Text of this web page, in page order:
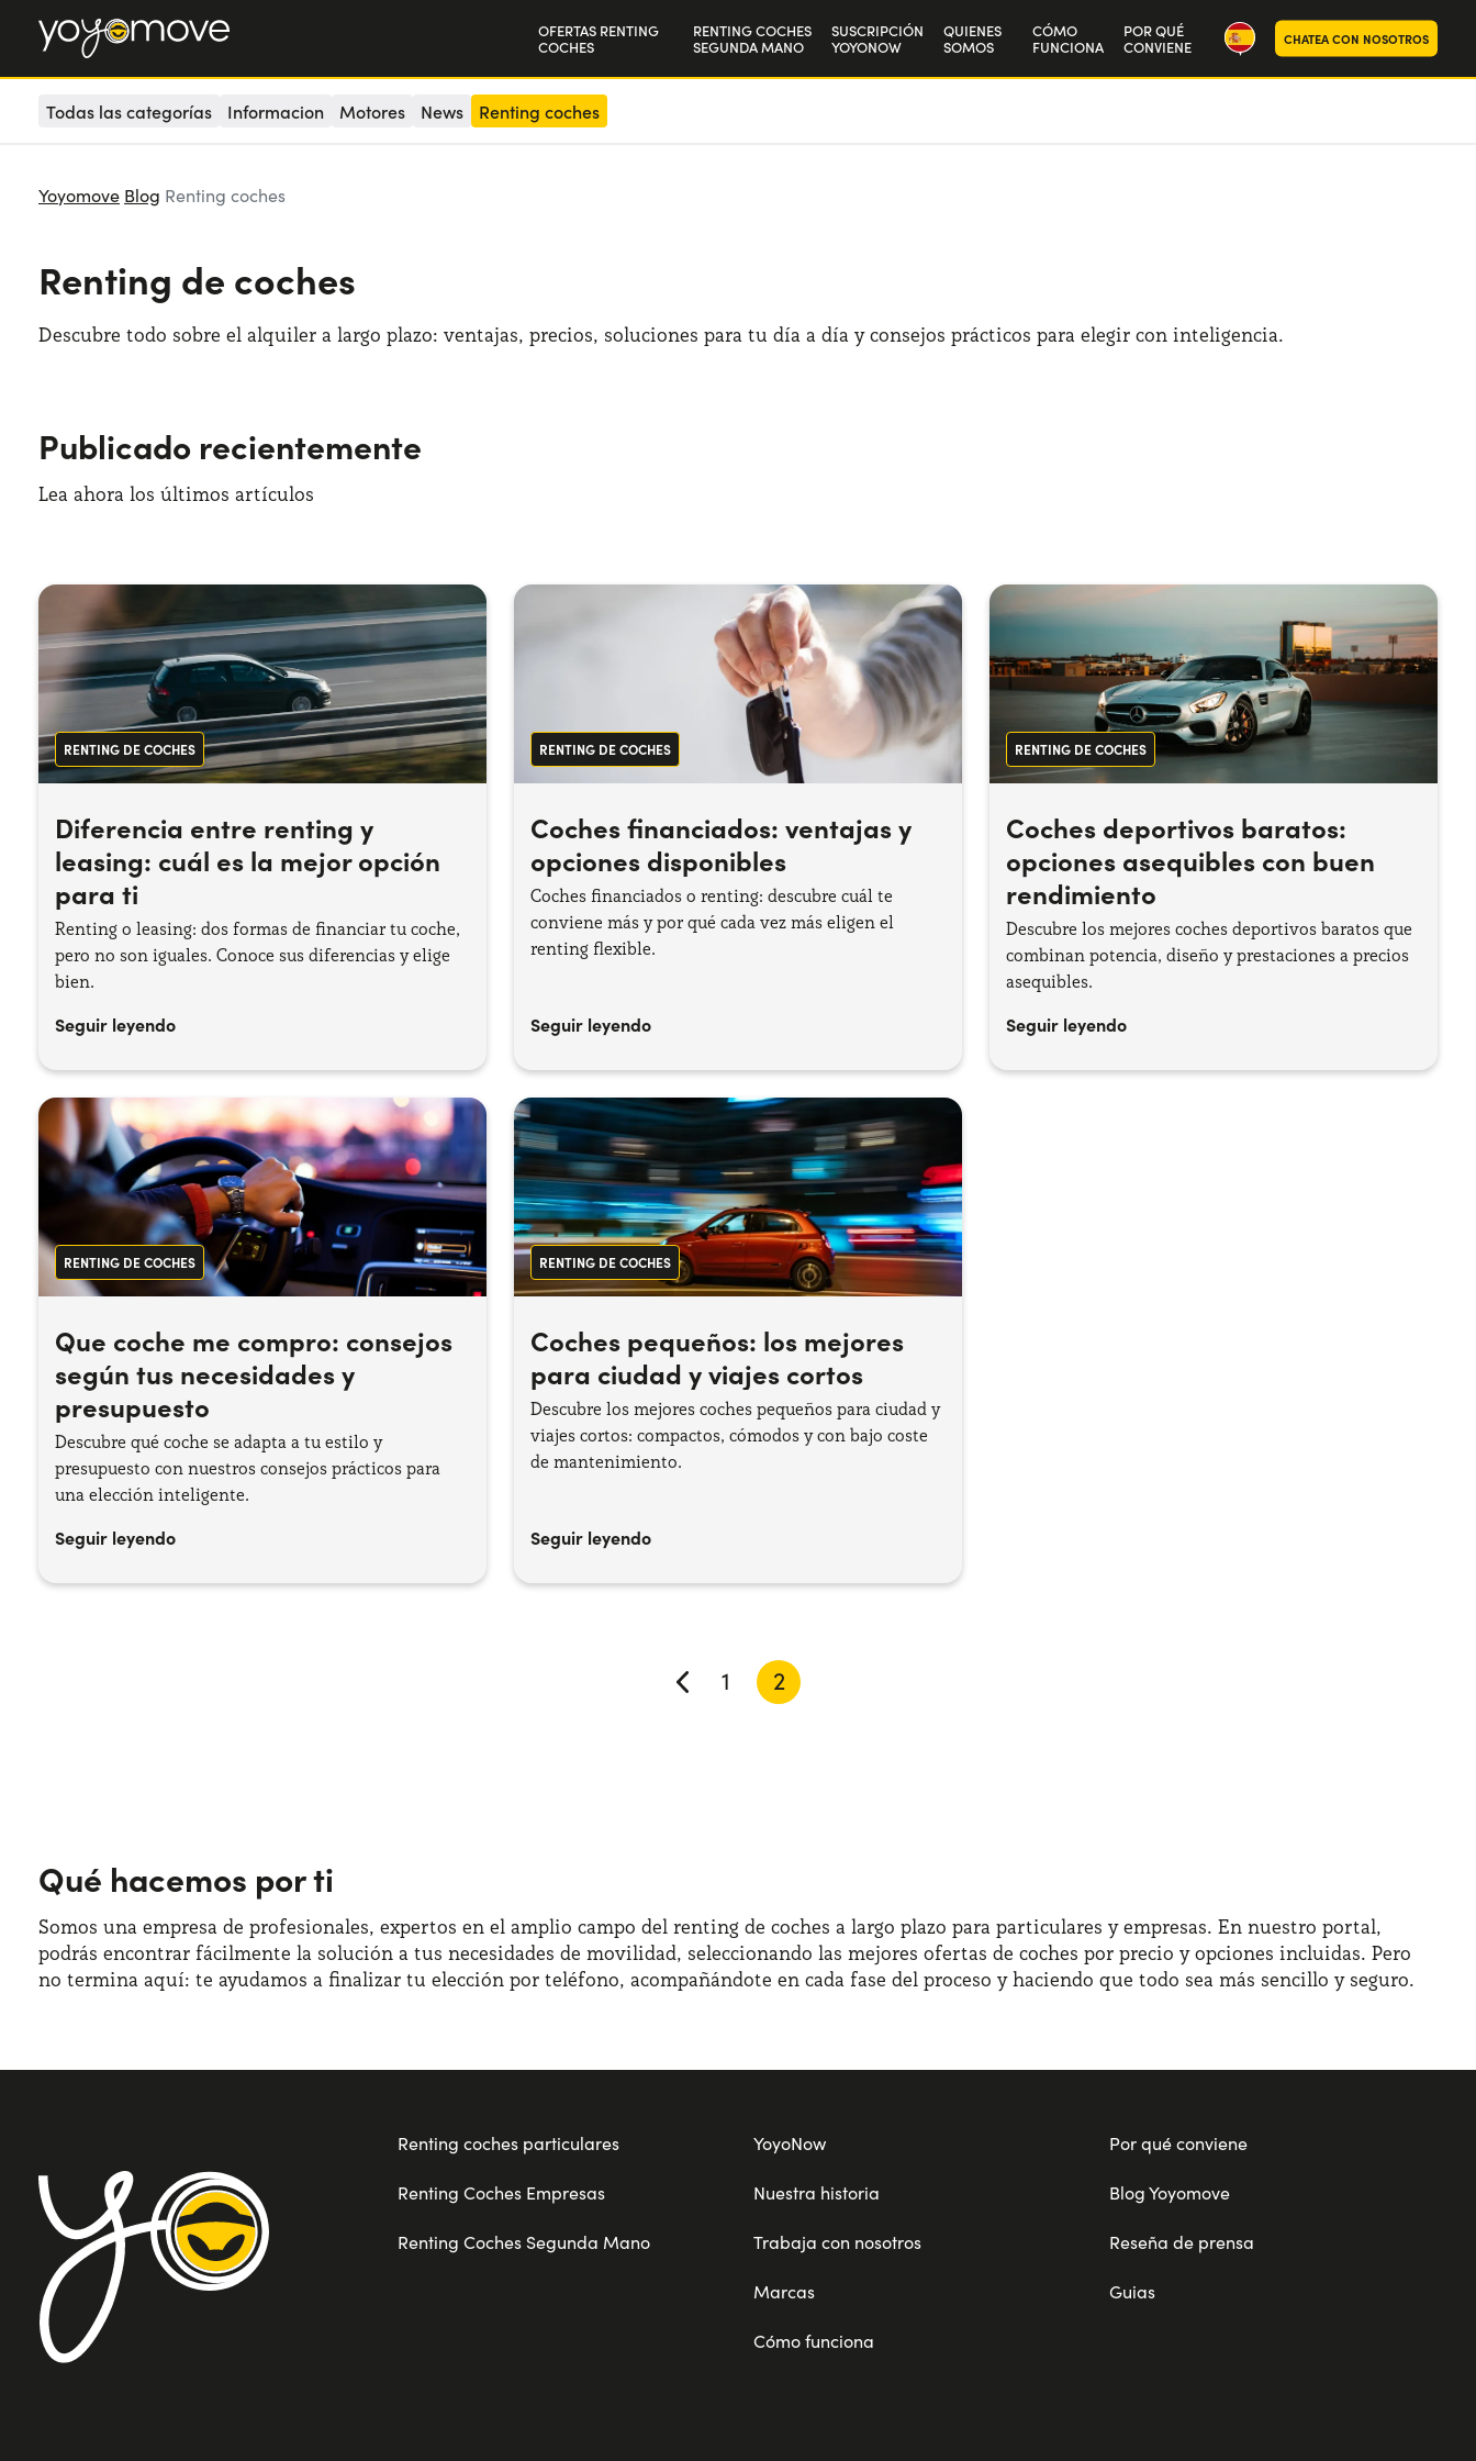
OFERTAS RENTING
COCHES
Autónomos y Empresas
RENTING COCHES
SEGUNDA MANO
SUSCRIPCIÓN
YOYONOW
QUIENES
SOMOS
CÓMO
FUNCIONA
POR QUÉ
CONVIENE CHATEA CON NOSOTROS
Todas las categorías Informacion Motores News Renting coches
Yoyomove Blog Renting coches
Renting de coches
Descubre todo sobre el alquiler a largo plazo: ventajas, precios, soluciones para tu día a día y consejos prácticos para elegir con inteligencia.
Publicado recientemente
Lea ahora los últimos artículos
RENTING DE COCHES
Diferencia entre renting y
leasing: cuál es la mejor opción
para ti
Renting o leasing: dos formas de financiar tu coche,
pero no son iguales. Conoce sus diferencias y elige
bien.
Seguir leyendo
RENTING DE COCHES
Coches financiados: ventajas y
opciones disponibles
Coches financiados o renting: descubre cuál te
conviene más y por qué cada vez más eligen el
renting flexible.
Seguir leyendo
RENTING DE COCHES
Coches deportivos baratos:
opciones asequibles con buen
rendimiento
Descubre los mejores coches deportivos baratos que
combinan potencia, diseño y prestaciones a precios
asequibles.
Seguir leyendo
RENTING DE COCHES
Que coche me compro: consejos
según tus necesidades y
presupuesto
Descubre qué coche se adapta a tu estilo y
presupuesto con nuestros consejos prácticos para
una elección inteligente.
Seguir leyendo
RENTING DE COCHES
Coches pequeños: los mejores
para ciudad y viajes cortos
Descubre los mejores coches pequeños para ciudad y
viajes cortos: compactos, cómodos y con bajo coste
de mantenimiento.
Seguir leyendo
1 2
Qué hacemos por ti
Somos una empresa de profesionales, expertos en el amplio campo del renting de coches a largo plazo para particulares y empresas. En nuestro portal,
podrás encontrar fácilmente la solución a tus necesidades de movilidad, seleccionando las mejores ofertas de coches por precio y opciones incluidas. Pero
no termina aquí: te ayudamos a finalizar tu elección por teléfono, acompañándote en cada fase del proceso y haciendo que todo sea más sencillo y seguro.
Renting coches particulares
Renting Coches Empresas
Renting Coches Segunda Mano
YoyoNow
Nuestra historia
Trabaja con nosotros
Marcas
Cómo funciona
Por qué conviene
Blog Yoyomove
Reseña de prensa
Guias